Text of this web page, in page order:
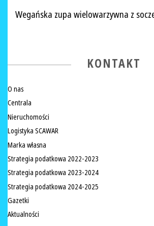
Wegańska zupa wielowarzywna z
KONTAKT
O nas
Centrala
Nieruchomości
Logistyka SCAWAR
Marka własna
Strategia podatkowa 2022-2023
Strategia podatkowa 2023-2024
Strategia podatkowa 2024-2025
Gazetki
Aktualności